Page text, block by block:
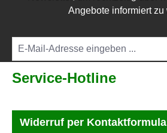
Angebote informiert zu
Service-Hotline
Widerruf per